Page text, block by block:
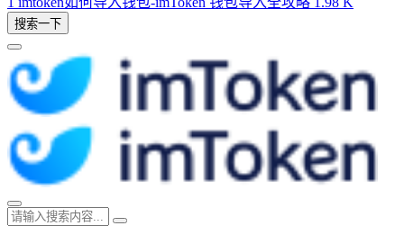
搜索一下